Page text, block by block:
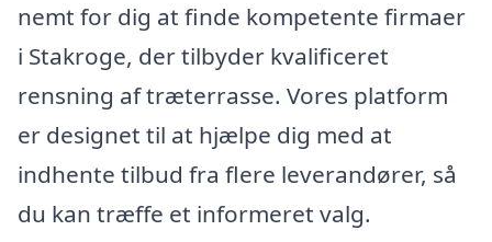
nemt for dig at finde kompetente firmaer
i Stakroge, der tilbyder kvalificeret
rensning af træterrasse. Vores platform
er designet til at hjælpe dig med at
indhente tilbud fra flere leverandører, så
du kan træffe et informeret valg.